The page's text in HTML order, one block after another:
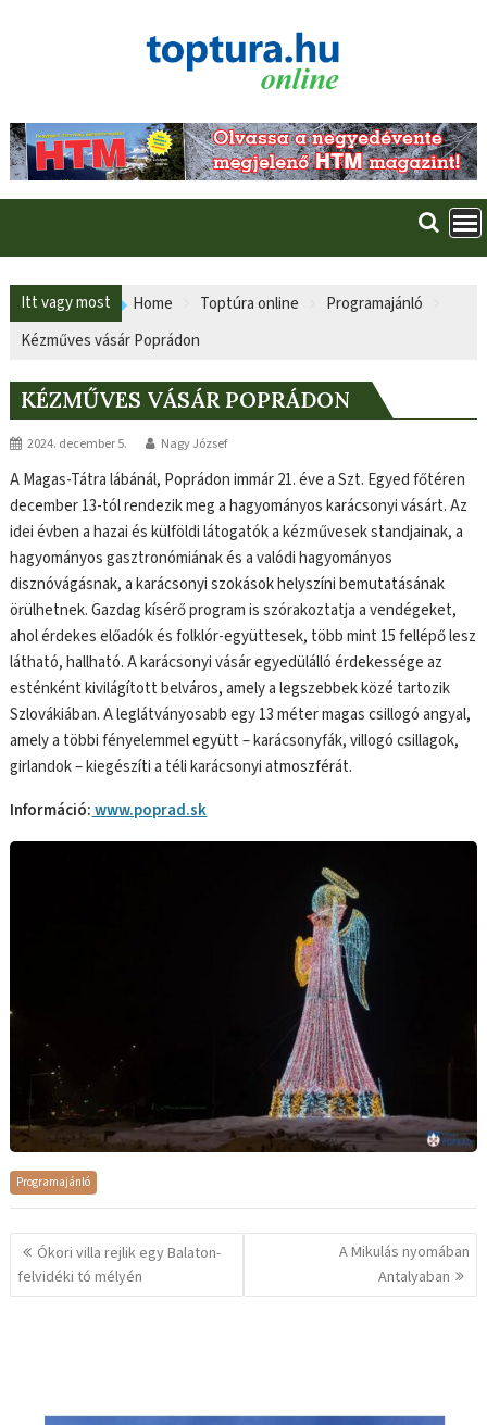
Itt vagy most Home Toptúra online
Programajánló
Kézműves vásár Poprádon
KÉZMŰVES VÁSÁR POPRÁDON
2024. december 5. Nagy József
A Magas-Tátra lábánál, Poprádon immár 21. éve a Szt. Egyed főtéren
december 13-tól rendezik meg a hagyományos karácsonyi vásárt. Az
idei évben a hazai és külföldi látogatók a kézművesek standjainak, a
hagyományos gasztronómiának és a valódi hagyományos
disznóvágásnak, a karácsonyi szokások helyszíni bemutatásának
örülhetnek. Gazdag kísérő program is szórakoztatja a vendégeket,
ahol érdekes előadók és folklór-együttesek, több mint 15 fellépő lesz
látható, hallható. A karácsonyi vásár egyedülálló érdekessége az
esténként kivilágított belváros, amely a legszebbek közé tartozik
Szlovákiában. A leglátványosabb egy 13 méter magas csillogó angyal,
amely a többi fényelemmel együtt – karácsonyfák, villogó csillagok,
girlandok – kiegészíti a téli karácsonyi atmoszférát.
Információ:www.poprad.sk
Programajánló
Bejegyzés
navigáció
Ókori villa rejlik egy Balaton-
felvidéki tó mélyén
A Mikulás nyomában
Antalyaban